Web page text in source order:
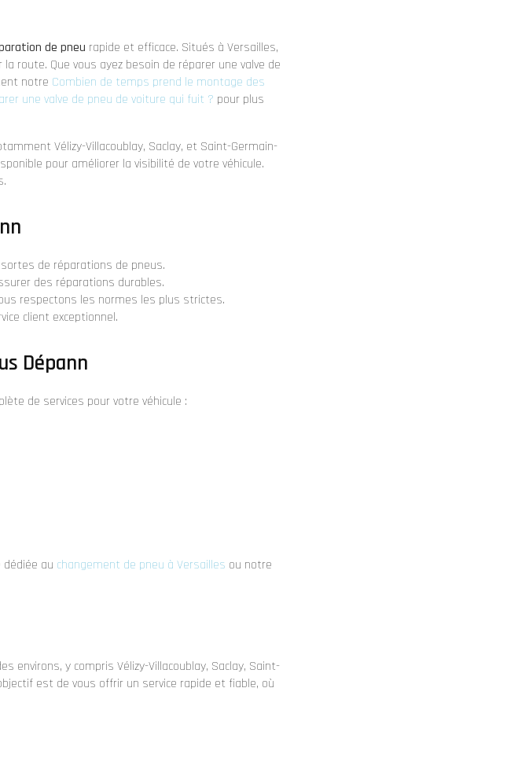
de pneu rapide et efficace. Situés à Versailles,
route. Que vous ayez besoin de réparer une valve de
notre Combien de temps prend le montage des
une valve de pneu de voiture qui fuit ? pour plus
Vélizy-Villacoublay, Saclay, et Saint-Germain-
pour améliorer la visibilité de votre véhicule.
de réparations de pneus.
des réparations durables.
respectons les normes les plus strictes.
client exceptionnel.
Dépann
de services pour votre véhicule :
au changement de pneu à Versailles ou notre
y compris Vélizy-Villacoublay, Saclay, Saint-
est de vous offrir un service rapide et fiable, où